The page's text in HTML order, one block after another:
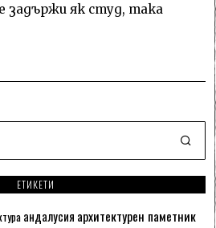
задържи як студ, така
ЕТИКЕТИ
андалусия архитектурен паметник